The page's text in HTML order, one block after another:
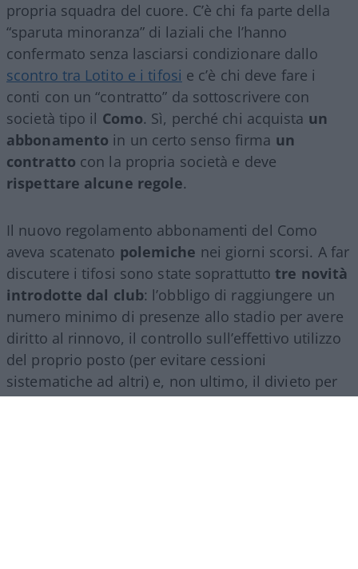
propria squadra del cuore. C’è chi fa parte della
“sparuta minoranza” di laziali che l’hanno
confermato senza lasciarsi condizionare dallo
scontro tra Lotito e i tifosi e c’è chi deve fare i
conti con un “contratto” da sottoscrivere con
società tipo il Como. Sì, perché chi acquista un
abbonamento in un certo senso firma un
contratto con la propria società e deve
rispettare alcune regole.
Il nuovo regolamento abbonamenti del Como
aveva scatenato polemiche nei giorni scorsi. A far
discutere i tifosi sono state soprattutto tre novità
introdotte dal club: l’obbligo di raggiungere un
numero minimo di presenze allo stadio per avere
diritto al rinnovo, il controllo sull’effettivo utilizzo
del proprio posto (per evitare cessioni
sistematiche ad altri) e, non ultimo, il divieto per
gli abbonati di indossare i colori della squadra